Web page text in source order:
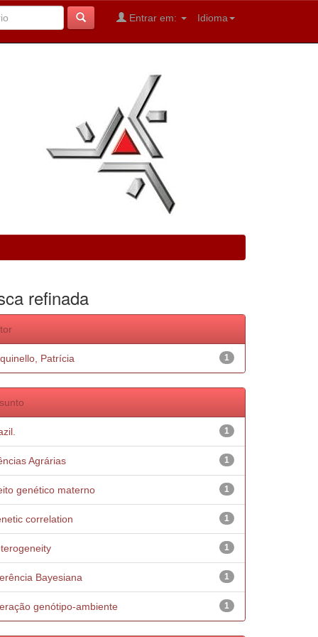
Idioma
Entrar em:
refinada
1
Patrícia
1
1
Agrárias
1
genético materno
1
correlation
1
1
Bayesiana
1
genótipo-ambiente